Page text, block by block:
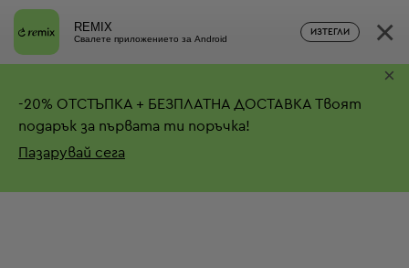
REMIX
Свалете приложението за Android
ИЗТЕГЛИ ×
-20% ОТСТЪПКА + БЕЗПЛАТНА ДОСТАВКА Твоят
подарък за първата ти поръчка!
Пазарувай сега
×